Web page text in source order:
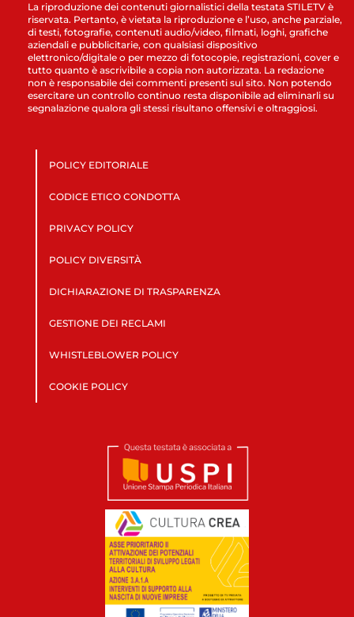
La riproduzione dei contenuti giornalistici della testata STILETV è
riservata. Pertanto, è vietata la riproduzione e l’uso, anche parziale,
di testi, fotografie, contenuti audio/video, filmati, loghi, grafiche
aziendali e pubblicitarie, con qualsiasi dispositivo
elettronico/digitale o per mezzo di fotocopie, registrazioni, cover e
tutto quanto è ascrivibile a copia non autorizzata. La redazione
non è responsabile dei commenti presenti sul sito. Non potendo
esercitare un controllo continuo resta disponibile ad eliminarli su
segnalazione qualora gli stessi risultano offensivi e oltraggiosi.
POLICY EDITORIALE
CODICE ETICO CONDOTTA
PRIVACY POLICY
POLICY DIVERSITÀ
DICHIARAZIONE DI TRASPARENZA
GESTIONE DEI RECLAMI
WHISTLEBLOWER POLICY
COOKIE POLICY